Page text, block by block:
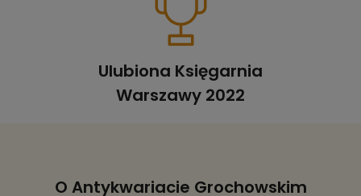
Ulubiona Księgarnia
Warszawy 2022
O Antykwariacie Grochowskim